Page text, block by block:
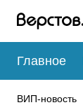
Главное
ВИП-новость